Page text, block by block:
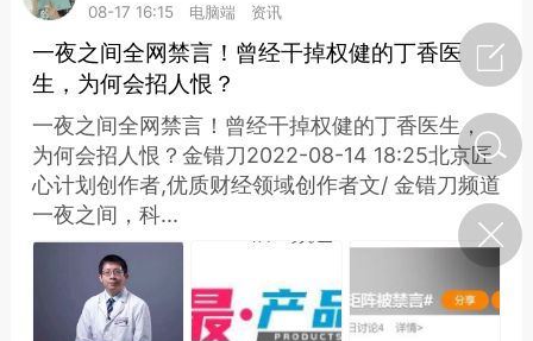
·特急预警】关
节返乡期间“闪
0
如何购买【理肺清瘟膏】
08-17 16:15
电脑端 资讯
一夜之间全网禁言！曾经干掉权健的丁香医
生，为何会招人恨？
一夜之间全网禁言！曾经干掉权健的丁香医生，
为何会招人恨？金错刀2022-08-14 18:25北京匠
心计划创作者,优质财经领域创作者文/ 金错刀频道
一夜之间，科...